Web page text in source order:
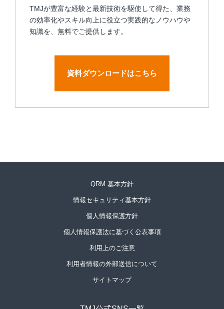
TMJが豊富な経験と最新技術を駆使して得た、業務
の効率化やスキル向上に役立つ実践的なノウハウや
知識を、無料でご提供します。
資料ダウンロードはこちら
QRM 基本方針
情報セキュリティ基本方針
個人情報保護方針
個人情報保護法に基づく公表事項
利用上のご注意
利用者情報の外部送信について
サイトマップ